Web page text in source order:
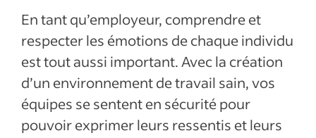
En tant qu’employeur, comprendre et
respecter les émotions de chaque individu
est tout aussi important. Avec la création
d’un environnement de travail sain, vos
équipes se sentent en sécurité pour
pouvoir exprimer leurs ressentis et leurs